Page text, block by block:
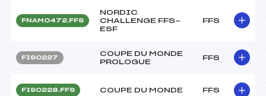
FNAM0472.FFS
NORDIC
CHALLENGE FFS-
ESF
FFS
FIS0227
COUPE DU MONDE
PROLOGUE
FFS
FIS0228.FFS COUPE DU MONDE FFS